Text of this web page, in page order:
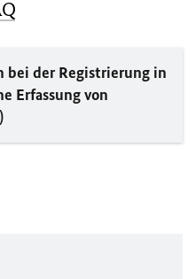
bei der Registrierung in
Erfassung von